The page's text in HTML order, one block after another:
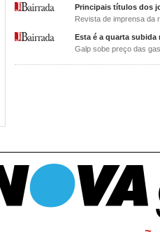
Principais títulos dos
Revista de imprensa da
Esta é a quarta
Galp sobe preço das